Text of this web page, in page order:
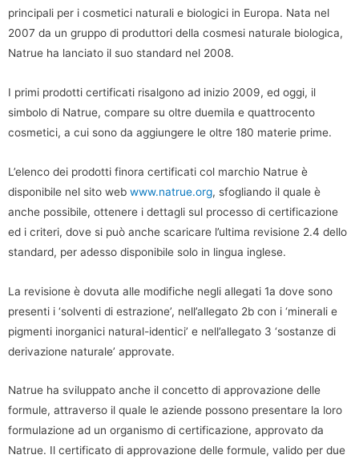
principali per i cosmetici naturali e biologici in Europa. Nata nel
2007 da un gruppo di produttori della cosmesi naturale biologica,
Natrue ha lanciato il suo standard nel 2008.
I primi prodotti certificati risalgono ad inizio 2009, ed oggi, il
simbolo di Natrue, compare su oltre duemila e quattrocento
cosmetici, a cui sono da aggiungere le oltre 180 materie prime.
L’elenco dei prodotti finora certificati col marchio Natrue è
disponibile nel sito web www.natrue.org, sfogliando il quale è
anche possibile, ottenere i dettagli sul processo di certificazione
ed i criteri, dove si può anche scaricare l’ultima revisione 2.4 dello
standard, per adesso disponibile solo in lingua inglese.
La revisione è dovuta alle modifiche negli allegati 1a dove sono
presenti i ‘solventi di estrazione’, nell’allegato 2b con i ‘minerali e
pigmenti inorganici natural-identici’ e nell’allegato 3 ‘sostanze di
derivazione naturale’ approvate.
Natrue ha sviluppato anche il concetto di approvazione delle
formule, attraverso il quale le aziende possono presentare la loro
formulazione ad un organismo di certificazione, approvato da
Natrue. Il certificato di approvazione delle formule, valido per due